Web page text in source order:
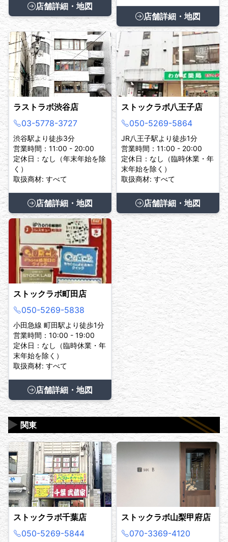
店舗詳細・地図
店舗詳細・地図
ラストラボ渋谷店
03-5778-3727
渋谷駅より徒歩3分
営業時間：11:00 - 20:00
定休日：なし（年末年始を除
く）
取扱商材: すべて
店舗詳細・地図
ストックラボ八王子店
050-5269-5864
JR八王子駅より徒歩1分
営業時間：11:00 - 20:00
定休日：なし（臨時休業・年
末年始を除く）
取扱商材: すべて
店舗詳細・地図
ストックラボ町田店
050-5269-5838
小田急線 町田駅より徒歩1分
営業時間：10:00 - 19:00
定休日：なし（臨時休業・年
末年始を除く）
取扱商材: すべて
店舗詳細・地図
関東
▶
ストックラボ千葉店
050-5269-5844
ストックラボ山梨甲府店
070-3369-4120